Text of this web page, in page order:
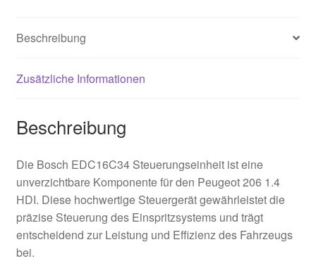
Beschreibung
Zusätzliche Informationen
Beschreibung
Die Bosch EDC16C34 Steuerungseinheit ist eine
unverzichtbare Komponente für den Peugeot 206 1.4
HDI. Diese hochwertige Steuergerät gewährleistet die
präzise Steuerung des Einspritzsystems und trägt
entscheidend zur Leistung und Effizienz des Fahrzeugs
bei.